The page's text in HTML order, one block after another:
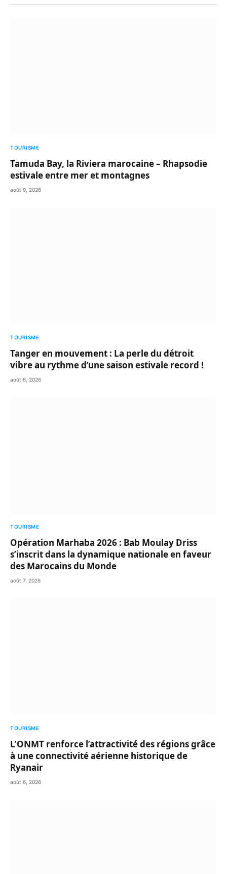
TOURISME
Tamuda Bay, la Riviera marocaine – Rhapsodie
estivale entre mer et montagnes
août 9, 2026
TOURISME
Tanger en mouvement : La perle du détroit
vibre au rythme d’une saison estivale record !
août 8, 2026
TOURISME
Opération Marhaba 2026 : Bab Moulay Driss
s’inscrit dans la dynamique nationale en faveur
des Marocains du Monde
août 7, 2026
TOURISME
L’ONMT renforce l’attractivité des régions grâce
à une connectivité aérienne historique de
Ryanair
août 6, 2026